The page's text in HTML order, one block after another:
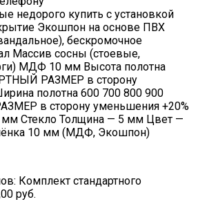
недорого купить с установкой
Экошпон на основе ПВХ
бескромочное
Массив сосны (стоевые,
МДФ 10 мм Высота полотна
РАЗМЕР в сторону
полотна 600 700 800 900
в сторону уменьшения +20%
мм Стекло Толщина — 5 мм Цвет —
10 мм (МДФ, Экошпон)
Комплект стандартного
руб.